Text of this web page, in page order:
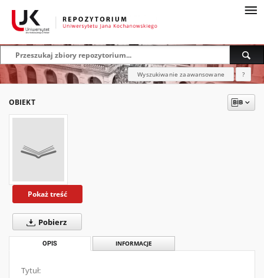
Wyszukiwanie zaawansowane ?
OBIEKT
Pokaż treść
Pobierz
OPIS INFORMACJE
Tytuł: